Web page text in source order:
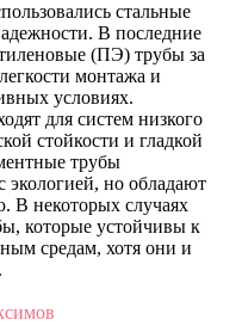
стальные
В последние
(ПЭ) трубы за
монтажа и
условиях.
для систем низкого
стойкости и гладкой
трубы
экологией, но обладают
В некоторых случаях
которые устойчивы к
средам, хотя они и